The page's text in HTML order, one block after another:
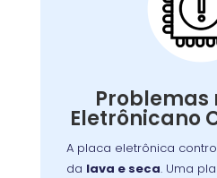
Problemas
Eletrônicano
A placa eletrônica
da lava e seca. Uma
é o cérebro
, controlando todas as
Quando queimada,
interrompidos, falha
Causas comuns incluem
feita por um técnico